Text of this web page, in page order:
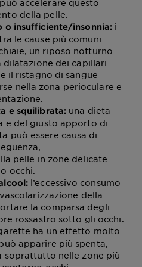
accelerare questo
della pelle.
o insufficiente/insonnia: i
le cause più comuni
un riposo notturno
dei capillari
il ristagno di sangue
nella zona perioculare e
e squilibrata: una dieta
e del giusto apporto di
può essere causa di
pelle in zone delicate
occhi.
l’eccessivo consumo
della
la comparsa degli
rossastro sotto gli occhi.
ha un effetto molto
apparire più spenta,
soprattutto nelle zone più